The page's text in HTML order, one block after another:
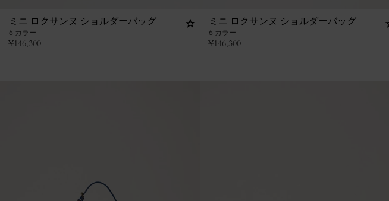
ミニ ロクサンヌ ショルダーバッグ
6 カラー
¥146,300
ミニ ロクサンヌ ショルダーバッグ
6 カラー
¥146,300